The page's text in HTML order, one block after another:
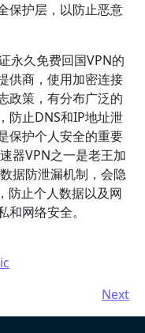
保护层，以防止恶意
永久免费回国VPN的
供商，使用加密连接
政策，有分布广泛的
防止DNS和IP地址泄
保护个人安全的重要
器VPN之一是老王加
据防泄漏机制，会隐
防止个人数据以及网
网络安全。
Next